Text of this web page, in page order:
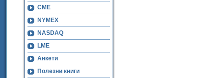
CME
NYMEX
NASDAQ
LME
Анкети
Полезни книги